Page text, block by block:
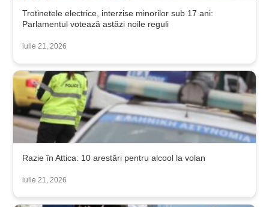
Trotinetele electrice, interzise minorilor sub 17 ani:
Parlamentul votează astăzi noile reguli
iulie 21, 2026
Razie în Attica: 10 arestări pentru alcool la volan
iulie 21, 2026